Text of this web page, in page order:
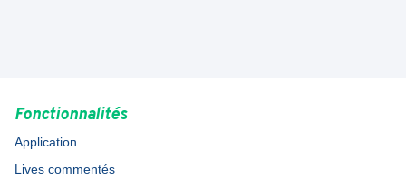
Fonctionnalités
Application
Lives commentés